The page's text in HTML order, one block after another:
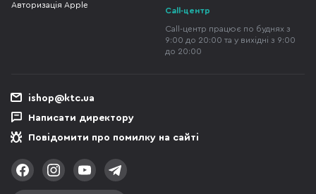
Авторизація Apple
Call-центр
Call-центр працює по буднях з
9:00 до 20:00 та у вихідні з 9:00
до 20:00
ishop@ktc.ua
Написати директору
Повідомити про помилку на сайті